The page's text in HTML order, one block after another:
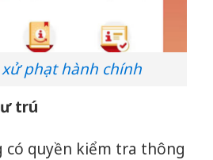
phạt hành chính
trú
có quyền kiểm tra thông